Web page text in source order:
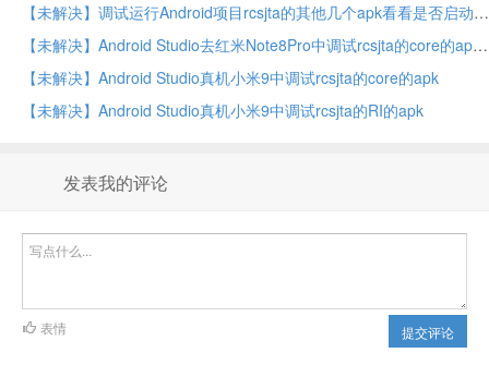
【未解决】调试运行Android项目rcsjta的其他几个apk看看是否启动了rcs的core的service
【未解决】Android Studio去红米Note8Pro中调试rcsjta的core的apk
【未解决】Android Studio真机小米9中调试rcsjta的core的apk
【未解决】Android Studio真机小米9中调试rcsjta的RI的apk
发表我的评论
提交评论
表情